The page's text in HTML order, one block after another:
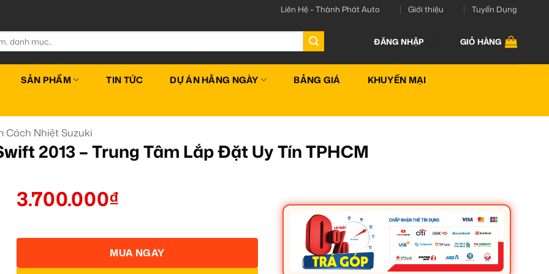
Liên Hệ – Thành Phát Auto Giới thiệu Tuyển Dụng
ĐĂNG NHẬP GIỎ HÀNG
SẢN PHẨM TIN TỨC DỰ ÁN HẰNG NGÀY BẢNG GIÁ KHUYẾN MẠI
Cách Nhiệt Suzuki
2013 – Trung Tâm Lắp Đặt Uy Tín TPHCM
3.700.000₫
MUA NGAY